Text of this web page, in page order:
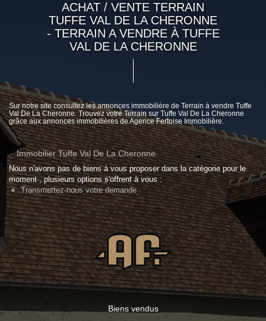
ACHAT / VENTE TERRAIN
TUFFE VAL DE LA CHERONNE
- TERRAIN A VENDRE À TUFFE
VAL DE LA CHERONNE
Sur notre site consultez les annonces immobilière de Terrain à vendre Tuffe
Val De La Cheronne. Trouvez votre Terrain sur Tuffe Val De La Cheronne
grâce aux annonces immobilières de Agence Fertoise Immobilière.
Immobilier Tuffe Val De La Cheronne
Nous n'avons pas de biens à vous proposer dans la catégorie pour le
moment , plusieurs options s'offrent à vous :
Transmettez-nous votre demande
Biens vendus